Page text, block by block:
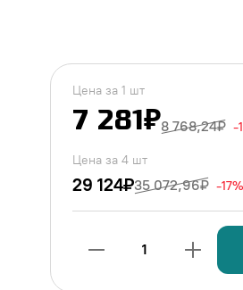
Цена за 1 шт
7 281₽8 768,24₽ -
Цена за 4 шт
29 124₽35 072,96₽ -17%
1